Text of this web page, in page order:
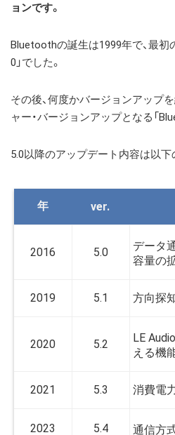
ョンです。
Bluetoothの誕生は1999年で、最初
0」でした。
その後、何度かバージョンアップ
ャー・バージョンアップとなる「
5.0以降のアップデート内容は以下
年 ver.
2016 5.0
データ
容量の
2019 5.1 方向探
2020 5.2
LE
える機
2021 5.3 消費電
2023 5.4 通信方